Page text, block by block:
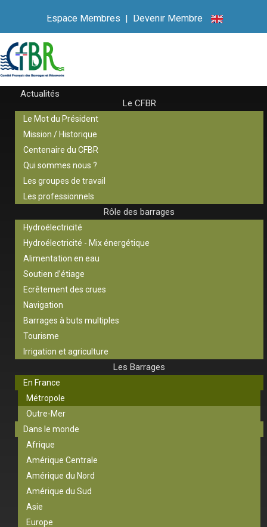
Espace Membres | Devenir Membre
Actualités
Le CFBR
Le Mot du Président
Mission / Historique
Centenaire du CFBR
Qui sommes nous ?
Les groupes de travail
Les professionnels
Rôle des barrages
Hydroélectricité
Hydroélectricité - Mix énergétique
Alimentation en eau
Soutien d’étiage
Ecrêtement des crues
Navigation
Barrages à buts multiples
Tourisme
Irrigation et agriculture
Les Barrages
En France
Métropole
Outre-Mer
Dans le monde
Afrique
Amérique Centrale
Amérique du Nord
Amérique du Sud
Asie
Europe